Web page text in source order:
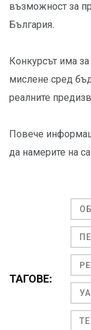
възможност за
България.
Конкурсът има
мислене сред
реалните
Повече
да намерите на
ТАГОВЕ: